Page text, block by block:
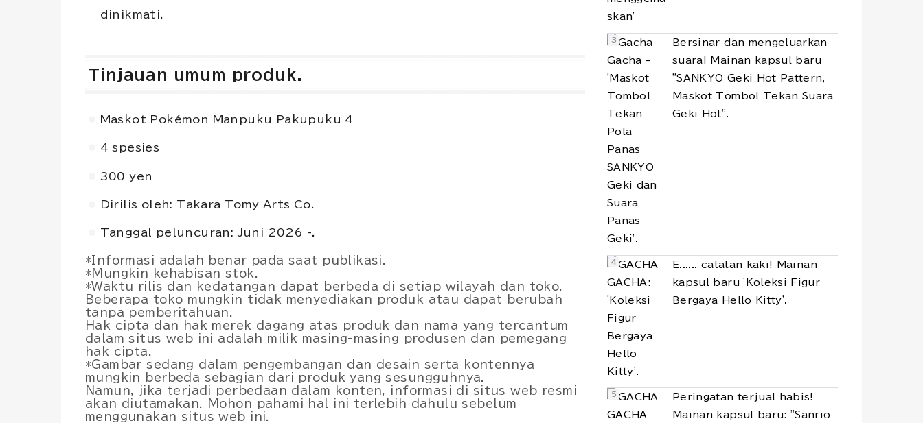
dinikmati.
Tinjauan umum produk.
Maskot Pokémon Manpuku Pakupuku 4
4 spesies
300 yen
Dirilis oleh: Takara Tomy Arts Co.
Tanggal peluncuran: Juni 2026 -.
*Informasi adalah benar pada saat publikasi.
*Mungkin kehabisan stok.
*Waktu rilis dan kedatangan dapat berbeda di setiap wilayah dan toko.
Beberapa toko mungkin tidak menyediakan produk atau dapat berubah
tanpa pemberitahuan.
Hak cipta dan hak merek dagang atas produk dan nama yang tercantum
dalam situs web ini adalah milik masing-masing produsen dan pemegang
hak cipta.
*Gambar sedang dalam pengembangan dan desain serta kontennya
mungkin berbeda sebagian dari produk yang sesungguhnya.
Namun, jika terjadi perbedaan dalam konten, informasi di situs web resmi
akan diutamakan. Mohon pahami hal ini terlebih dahulu sebelum
menggunakan situs web ini.
Bersinar dan mengeluarkan
suara! Mainan kapsul baru
"SANKYO Geki Hot Pattern,
Maskot Tombol Tekan Suara
Geki Hot".
E...... catatan kaki! Mainan
kapsul baru 'Koleksi Figur
Bergaya Hello Kitty'.
Peringatan terjual habis!
Mainan kapsul baru: "Sanrio